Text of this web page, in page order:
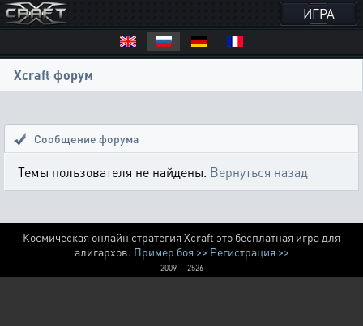
ИГРА
Xcraft форум
Сообщение форума
Темы пользователя не найдены. Вернуться назад
Космическая онлайн стратегия Xcraft это бесплатная игра для
алигархов. Пример боя >> Регистрация >>
2009 — 2526